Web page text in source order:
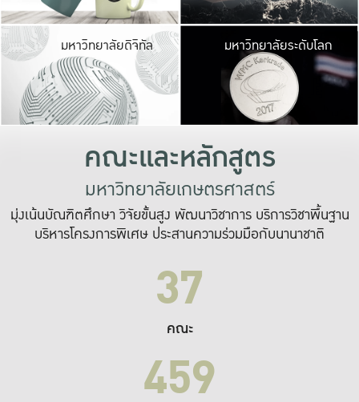
มหาวิทยาลัยดิจิทัล มหาวิ
เปลี่ยนแปลง แล
เพื่อทำง
ระบบสารสนเทศ
มหาวิทยาลัยระดับโลก
คณะและหลักสูตร
มหาวิทยาลัยเกษตรศาสตร์
มุ่งเน้นบัณฑิตศึกษา วิจัยขั้นสูง พัฒนาวิชาการ บริการวิชาพื้นฐาน
บริหารโครงการพิเศษ ประสานความร่วมมือกับนานาชาติ
37
คณะ
459